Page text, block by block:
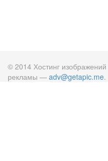
© 2014 Хостинг изображений
рекламы — adv@getapic.me.